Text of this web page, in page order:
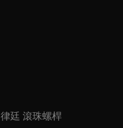
律廷 滾珠螺桿